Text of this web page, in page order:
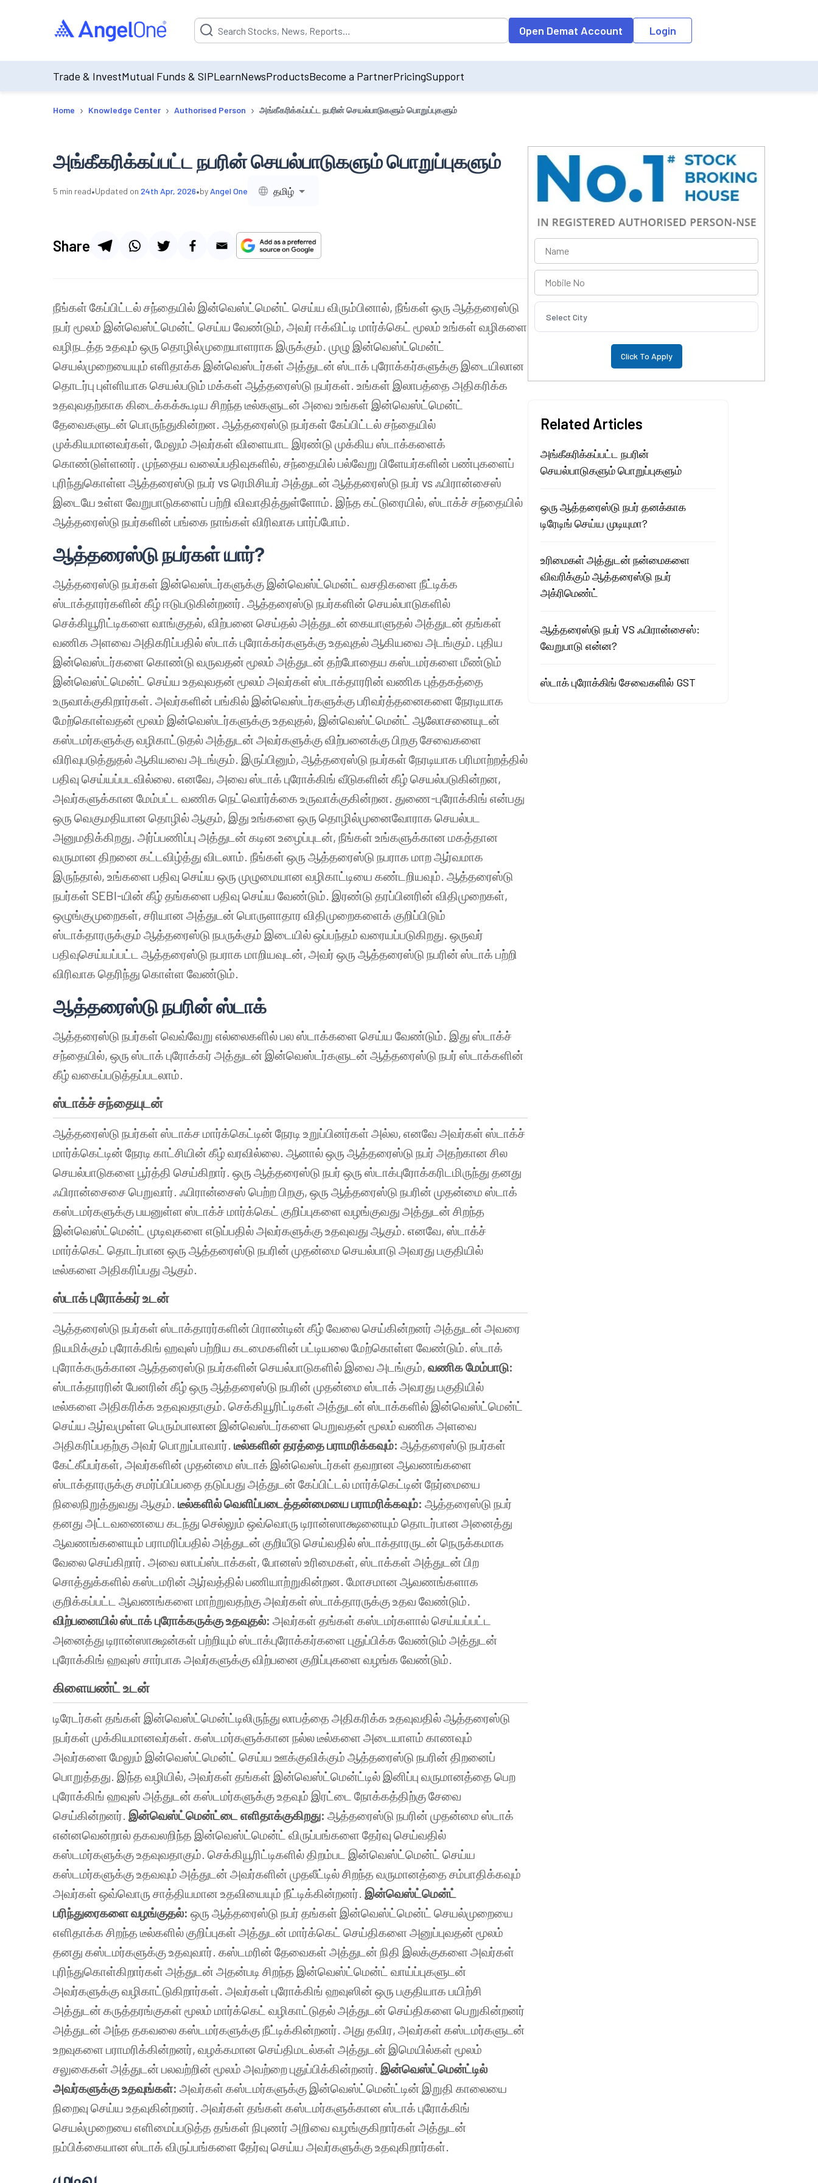
Suggestion will be populated by default on accessing the input field. On entering data into the input field, the suggestion list will be updated as per the
Open Demat Account Login
Trade & InvestMutual Funds & SIPLearnNewsProductsBecome a PartnerPricingSupport
Home › Knowledge Center › Authorised Person › அங்கீகரிக்கப்பட்ட நபரின் செயல்பாடுகளும் பொறுப்புகளும்
அங்கீகரிக்கப்பட்ட நபரின் செயல்பாடுகளும் பொறுப்புகளும்
5 min read•Updated on 24th Apr, 2026•by Angel One தமிழ்
Share
நீங்கள் கேப்பிட்டல் சந்தையில் இன்வெஸ்ட்மென்ட் செய்ய விரும்பினால், நீங்கள் ஒரு ஆத்தரைஸ்டு
நபர் மூலம் இன்வெஸ்ட்மென்ட் செய்ய வேண்டும், அவர் ஈக்விட்டி மார்க்கெட் மூலம் உங்கள் வழிகளை
வழிநடத்த உதவும் ஒரு தொழில்முறையாளராக இருக்கும். முழு இன்வெஸ்ட்மென்ட்
செயல்முறையையும் எளிதாக்க இன்வெஸ்டர்கள் அத்துடன் ஸ்டாக் புரோக்கர்களுக்கு இடையிலான
தொடர்பு புள்ளியாக செயல்படும் மக்கள் ஆத்தரைஸ்டு நபர்கள். உங்கள் இலாபத்தை அதிகரிக்க
உதவுவதற்காக கிடைக்கக்கூடிய சிறந்த டீல்களுடன் அவை உங்கள் இன்வெஸ்ட்மென்ட்
தேவைகளுடன் பொருந்துகின்றன. ஆத்தரைஸ்டு நபர்கள் கேப்பிட்டல் சந்தையில்
முக்கியமானவர்கள், மேலும் அவர்கள் விளையாட இரண்டு முக்கிய ஸ்டாக்களைக்
கொண்டுள்ளனர். முந்தைய வலைப்பதிவுகளில், சந்தையில் பல்வேறு பிளேயர்களின் பண்புகளைப்
புரிந்துகொள்ள ஆத்தரைஸ்டு நபர் vs ரெமிசியர் அத்துடன் ஆத்தரைஸ்டு நபர் vs ஃபிரான்சைஸ்
இடையே உள்ள வேறுபாடுகளைப் பற்றி விவாதித்துள்ளோம். இந்த கட்டுரையில், ஸ்டாக்ச் சந்தையில்
ஆத்தரைஸ்டு நபர்களின் பங்கை நாங்கள் விரிவாக பார்ப்போம்.
ஆத்தரைஸ்டு நபர்கள் யார்?
ஆத்தரைஸ்டு நபர்கள் இன்வெஸ்டர்களுக்கு இன்வெஸ்ட்மென்ட் வசதிகளை நீட்டிக்க
ஸ்டாக்தாரர்களின் கீழ் ஈடுபடுகின்றனர். ஆத்தரைஸ்டு நபர்களின் செயல்பாடுகளில்
செக்கியூரிட்டிகளை வாங்குதல், விற்பனை செய்தல் அத்துடன் கையாளுதல் அத்துடன் தங்கள்
வணிக அளவை அதிகரிப்பதில் ஸ்டாக் புரோக்கர்களுக்கு உதவுதல் ஆகியவை அடங்கும். புதிய
இன்வெஸ்டர்களை கொண்டு வருவதன் மூலம் அத்துடன் தற்போதைய கஸ்டமர்களை மீண்டும்
இன்வெஸ்ட்மென்ட் செய்ய உதவுவதன் மூலம் அவர்கள் ஸ்டாக்தாரரின் வணிக புத்தகத்தை
உருவாக்குகிறார்கள். அவர்களின் பங்கில் இன்வெஸ்டர்களுக்கு பரிவர்த்தனைகளை நேரடியாக
மேற்கொள்வதன் மூலம் இன்வெஸ்டர்களுக்கு உதவுதல், இன்வெஸ்ட்மென்ட் ஆலோசனையுடன்
கஸ்டமர்களுக்கு வழிகாட்டுதல் அத்துடன் அவர்களுக்கு விற்பனைக்கு பிறகு சேவைகளை
விரிவுபடுத்துதல் ஆகியவை அடங்கும். இருப்பினும், ஆத்தரைஸ்டு நபர்கள் நேரடியாக பரிமாற்றத்தில்
பதிவு செய்யப்படவில்லை. எனவே, அவை ஸ்டாக் புரோக்கிங் வீடுகளின் கீழ் செயல்படுகின்றன,
அவர்களுக்கான மேம்பட்ட வணிக நெட்வொர்க்கை உருவாக்குகின்றன. துணை-புரோக்கிங் என்பது
ஒரு வெகுமதியான தொழில் ஆகும், இது உங்களை ஒரு தொழில்முனைவோராக செயல்பட
அனுமதிக்கிறது. அர்ப்பணிப்பு அத்துடன் கடின உழைப்புடன், நீங்கள் உங்களுக்கான மகத்தான
வருமான திறனை கட்டவிழ்த்து விடலாம். நீங்கள் ஒரு ஆத்தரைஸ்டு நபராக மாற ஆர்வமாக
இருந்தால், உங்களை பதிவு செய்ய ஒரு முழுமையான வழிகாட்டியை கண்டறியவும். ஆத்தரைஸ்டு
நபர்கள் SEBI-யின் கீழ் தங்களை பதிவு செய்ய வேண்டும். இரண்டு தரப்பினரின் விதிமுறைகள்,
ஒழுங்குமுறைகள், சரியான அத்துடன் பொருளாதார விதிமுறைகளைக் குறிப்பிடும்
ஸ்டாக்தாரருக்கும் ஆத்தரைஸ்டு நபருக்கும் இடையில் ஒப்பந்தம் வரையப்படுகிறது. ஒருவர்
பதிவுசெய்யப்பட்ட ஆத்தரைஸ்டு நபராக மாறியவுடன், அவர் ஒரு ஆத்தரைஸ்டு நபரின் ஸ்டாக் பற்றி
விரிவாக தெரிந்து கொள்ள வேண்டும்.
ஆத்தரைஸ்டு நபரின் ஸ்டாக்
ஆத்தரைஸ்டு நபர்கள் வெவ்வேறு எல்லைகளில் பல ஸ்டாக்களை செய்ய வேண்டும். இது ஸ்டாக்ச்
சந்தையில், ஒரு ஸ்டாக் புரோக்கர் அத்துடன் இன்வெஸ்டர்களுடன் ஆத்தரைஸ்டு நபர் ஸ்டாக்களின்
கீழ் வகைப்படுத்தப்படலாம்.
ஸ்டாக்ச் சந்தையுடன்
ஆத்தரைஸ்டு நபர்கள் ஸ்டாக்ச மார்க்கெட்டின் நேரடி உறுப்பினர்கள் அல்ல, எனவே அவர்கள் ஸ்டாக்ச்
மார்க்கெட்டின் நேரடி காட்சியின் கீழ் வரவில்லை. ஆனால் ஒரு ஆத்தரைஸ்டு நபர் அதற்கான சில
செயல்பாடுகளை பூர்த்தி செய்கிறார். ஒரு ஆத்தரைஸ்டு நபர் ஒரு ஸ்டாக்புரோக்கரிடமிருந்து தனது
ஃபிரான்சைசை பெறுவார். ஃபிரான்சைஸ் பெற்ற பிறகு, ஒரு ஆத்தரைஸ்டு நபரின் முதன்மை ஸ்டாக்
கஸ்டமர்களுக்கு பயனுள்ள ஸ்டாக்ச் மார்க்கெட் குறிப்புகளை வழங்குவது அத்துடன் சிறந்த
இன்வெஸ்ட்மென்ட் முடிவுகளை எடுப்பதில் அவர்களுக்கு உதவுவது ஆகும். எனவே, ஸ்டாக்ச்
மார்க்கெட் தொடர்பான ஒரு ஆத்தரைஸ்டு நபரின் முதன்மை செயல்பாடு அவரது பகுதியில்
டீல்களை அதிகரிப்பது ஆகும்.
ஸ்டாக் புரோக்கர் உடன்
ஆத்தரைஸ்டு நபர்கள் ஸ்டாக்தாரர்களின் பிராண்டின் கீழ் வேலை செய்கின்றனர் அத்துடன் அவரை
நியமிக்கும் புரோக்கிங் ஹவுஸ் பற்றிய கடமைகளின் பட்டியலை மேற்கொள்ள வேண்டும். ஸ்டாக்
புரோக்கருக்கான ஆத்தரைஸ்டு நபர்களின் செயல்பாடுகளில் இவை அடங்கும், வணிக மேம்பாடு:
ஸ்டாக்தாரரின் பேனரின் கீழ் ஒரு ஆத்தரைஸ்டு நபரின் முதன்மை ஸ்டாக் அவரது பகுதியில்
டீல்களை அதிகரிக்க உதவுவதாகும். செக்கியூரிட்டிகள் அத்துடன் ஸ்டாக்களில் இன்வெஸ்ட்மென்ட்
செய்ய ஆர்வமுள்ள பெரும்பாலான இன்வெஸ்டர்களை பெறுவதன் மூலம் வணிக அளவை
அதிகரிப்பதற்கு அவர் பொறுப்பாவார். டீல்களின் தரத்தை பராமரிக்கவும்: ஆத்தரைஸ்டு நபர்கள்
கேட்கீப்பர்கள், அவர்களின் முதன்மை ஸ்டாக் இன்வெஸ்டர்கள் தவறான ஆவணங்களை
ஸ்டாக்தாரருக்கு சமர்ப்பிப்பதை தடுப்பது அத்துடன் கேப்பிட்டல் மார்க்கெட்டின் நேர்மையை
நிலைநிறுத்துவது ஆகும். டீல்களில் வெளிப்படைத்தன்மையை பராமரிக்கவும்: ஆத்தரைஸ்டு நபர்
தனது அட்டவணையை கடந்து செல்லும் ஒவ்வொரு டிரான்ஸாக்ஷனையும் தொடர்பான அனைத்து
ஆவணங்களையும் பராமரிப்பதில் அத்துடன் குறியீடு செய்வதில் ஸ்டாக்தாரருடன் நெருக்கமாக
வேலை செய்கிறார். அவை லாபப்ஸ்டாக்கள், போனஸ் உரிமைகள், ஸ்டாக்கள் அத்துடன் பிற
சொத்துக்களில் கஸ்டமரின் ஆர்வத்தில் பணியாற்றுகின்றன. மோசமான ஆவணங்களாக
குறிக்கப்பட்ட ஆவணங்களை மாற்றுவதற்கு அவர்கள் ஸ்டாக்தாரருக்கு உதவ வேண்டும்.
விற்பனையில் ஸ்டாக் புரோக்கருக்கு உதவுதல்: அவர்கள் தங்கள் கஸ்டமர்களால் செய்யப்பட்ட
அனைத்து டிரான்ஸாக்ஷன்கள் பற்றியும் ஸ்டாக்புரோக்கர்களை புதுப்பிக்க வேண்டும் அத்துடன்
புரோக்கிங் ஹவுஸ் சார்பாக அவர்களுக்கு விற்பனை குறிப்புகளை வழங்க வேண்டும்.
கிளையண்ட் உடன்
டிரேடர்கள் தங்கள் இன்வெஸ்ட்மென்ட்டிலிருந்து லாபத்தை அதிகரிக்க உதவுவதில் ஆத்தரைஸ்டு
நபர்கள் முக்கியமானவர்கள். கஸ்டமர்களுக்கான நல்ல டீல்களை அடையாளம் காணவும்
அவர்களை மேலும் இன்வெஸ்ட்மென்ட் செய்ய ஊக்குவிக்கும் ஆத்தரைஸ்டு நபரின் திறனைப்
பொறுத்தது. இந்த வழியில், அவர்கள் தங்கள் இன்வெஸ்ட்மென்ட்டில் இனிப்பு வருமானத்தை பெற
புரோக்கிங் ஹவுஸ் அத்துடன் கஸ்டமர்களுக்கு உதவும் இரட்டை நோக்கத்திற்கு சேவை
செய்கின்றனர். இன்வெஸ்ட்மென்ட்டை எளிதாக்குகிறது: ஆத்தரைஸ்டு நபரின் முதன்மை ஸ்டாக்
என்னவென்றால் தகவலறிந்த இன்வெஸ்ட்மென்ட் விருப்பங்களை தேர்வு செய்வதில்
கஸ்டமர்களுக்கு உதவுவதாகும். செக்கியூரிட்டிகளில் திறம்பட இன்வெஸ்ட்மென்ட் செய்ய
கஸ்டமர்களுக்கு உதவவும் அத்துடன் அவர்களின் முதலீட்டில் சிறந்த வருமானத்தை சம்பாதிக்கவும்
அவர்கள் ஒவ்வொரு சாத்தியமான உதவியையும் நீட்டிக்கின்றனர். இன்வெஸ்ட்மென்ட்
பரிந்துரைகளை வழங்குதல்: ஒரு ஆத்தரைஸ்டு நபர் தங்கள் இன்வெஸ்ட்மென்ட் செயல்முறையை
எளிதாக்க சிறந்த டீல்களில் குறிப்புகள் அத்துடன் மார்க்கெட் செய்திகளை அனுப்புவதன் மூலம்
தனது கஸ்டமர்களுக்கு உதவுவார். கஸ்டமரின் தேவைகள் அத்துடன் நிதி இலக்குகளை அவர்கள்
புரிந்துகொள்கிறார்கள் அத்துடன் அதன்படி சிறந்த இன்வெஸ்ட்மென்ட் வாய்ப்புகளுடன்
அவர்களுக்கு வழிகாட்டுகிறார்கள். அவர்கள் புரோக்கிங் ஹவுஸின் ஒரு பகுதியாக பயிற்சி
அத்துடன் கருத்தரங்குகள் மூலம் மார்க்கெட் வழிகாட்டுதல் அத்துடன் செய்திகளை பெறுகின்றனர்
அத்துடன் அந்த தகவலை கஸ்டமர்களுக்கு நீட்டிக்கின்றனர். அது தவிர, அவர்கள் கஸ்டமர்களுடன்
உறவுகளை பராமரிக்கின்றனர், வழக்கமான செய்திமடல்கள் அத்துடன் இமெயில்கள் மூலம்
சலுகைகள் அத்துடன் பலவற்றின் மூலம் அவற்றை புதுப்பிக்கின்றனர். இன்வெஸ்ட்மென்ட்டில்
அவர்களுக்கு உதவுங்கள்: அவர்கள் கஸ்டமர்களுக்கு இன்வெஸ்ட்மென்ட்டின் இறுதி காலையை
நிறைவு செய்ய உதவுகின்றனர். அவர்கள் தங்கள் கஸ்டமர்களுக்கான ஸ்டாக் புரோக்கிங்
செயல்முறையை எளிமைப்படுத்த தங்கள் நிபுணர் அறிவை வழங்குகிறார்கள் அத்துடன்
நம்பிக்கையான ஸ்டாக் விருப்பங்களை தேர்வு செய்ய அவர்களுக்கு உதவுகிறார்கள்.
Select City
Related Articles
அங்கீகரிக்கப்பட்ட நபரின்
செயல்பாடுகளும் பொறுப்புகளும்
ஒரு ஆத்தரைஸ்டு நபர் தனக்காக
டிரேடிங் செய்ய முடியுமா?
உரிமைகள் அத்துடன் நன்மைகளை
விவரிக்கும் ஆத்தரைஸ்டு நபர்
அக்ரிமெண்ட்
ஆத்தரைஸ்டு நபர் VS ஃபிரான்சைஸ்:
வேறுபாடு என்ன?
ஸ்டாக் புரோக்கிங் சேவைகளில் GST